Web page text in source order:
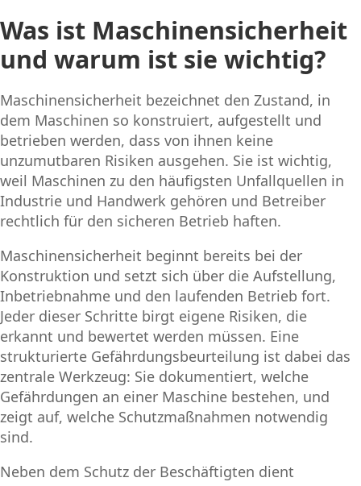
Was ist Maschinensicherheit
und warum ist sie wichtig?
Maschinensicherheit bezeichnet den Zustand, in
dem Maschinen so konstruiert, aufgestellt und
betrieben werden, dass von ihnen keine
unzumutbaren Risiken ausgehen. Sie ist wichtig,
weil Maschinen zu den häufigsten Unfallquellen in
Industrie und Handwerk gehören und Betreiber
rechtlich für den sicheren Betrieb haften.
Maschinensicherheit beginnt bereits bei der
Konstruktion und setzt sich über die Aufstellung,
Inbetriebnahme und den laufenden Betrieb fort.
Jeder dieser Schritte birgt eigene Risiken, die
erkannt und bewertet werden müssen. Eine
strukturierte Gefährdungsbeurteilung ist dabei das
zentrale Werkzeug: Sie dokumentiert, welche
Gefährdungen an einer Maschine bestehen, und
zeigt auf, welche Schutzmaßnahmen notwendig
sind.
Neben dem Schutz der Beschäftigten dient